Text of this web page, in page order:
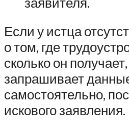
Если у истца
о том, где
сколько он
запрашивает
самостоятельно,
искового заявления.